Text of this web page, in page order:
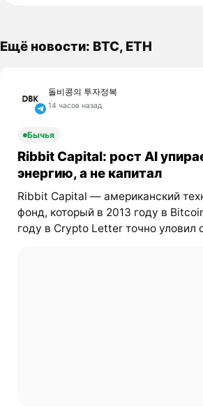
Ещё новости: BTC, ETH
돌비콩의 투자정복
14 часов назад
Бычья
Ribbit Capital: рост AI
энергию, а не капитал
Ribbit Capital — американский
фонд, который в 2013 году в
году в Crypto Letter точно уловил